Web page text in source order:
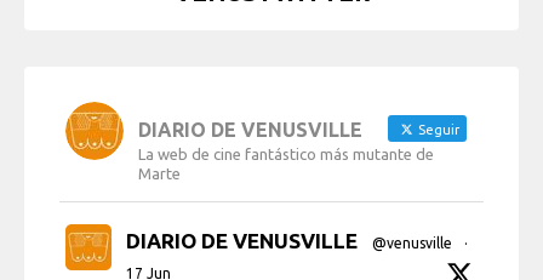
DIARIO DE VENUSVILLE Seguir
La web de cine fantástico más mutante de
Marte
DIARIO DE VENUSVILLE @venusville
·
17 Jun